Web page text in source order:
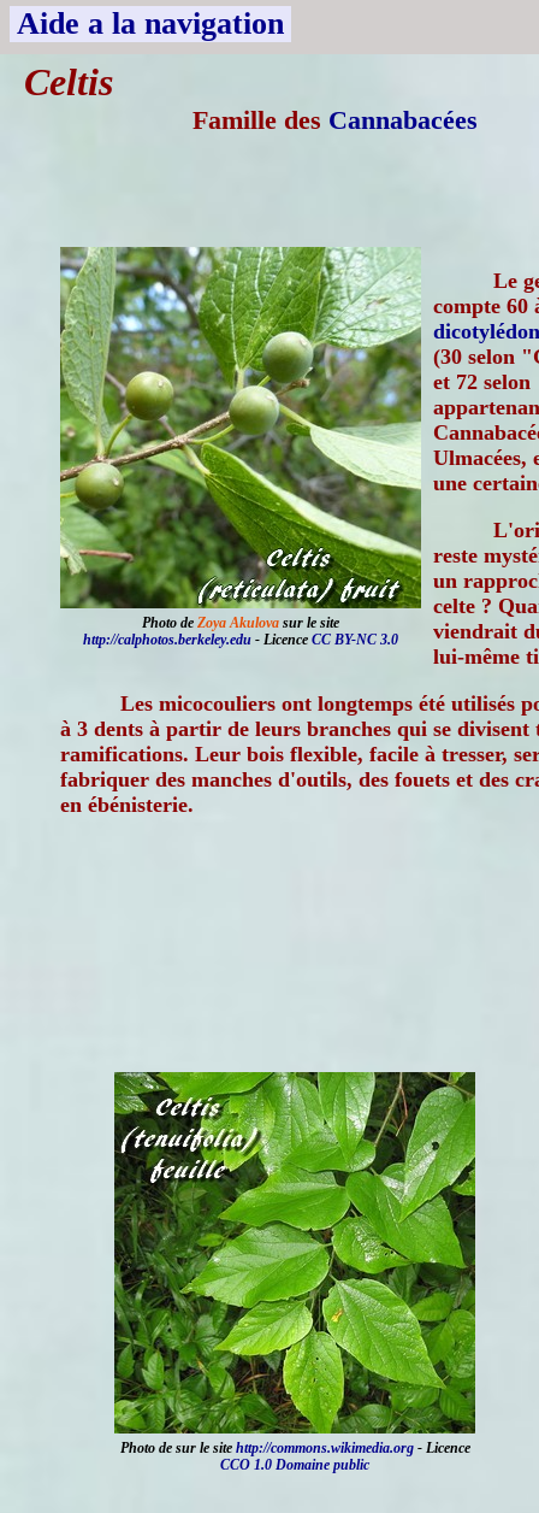
Aide a la navigation
Celtis
Famille des Cannabacées
Photo de Zoya Akulova sur le site
http://calphotos.berkeley.edu - Licence CC BY-NC 3.0
Le
compte 60
(30 selon
et 72
Ulmacées,
une
reste
un
celte ?
viendrait
lui-même
Les micocouliers ont longtemps été utilisés
à 3 dents à partir de leurs branches qui se divisent
ramifications. Leur bois flexible, facile à tresser,
fabriquer des manches d'outils, des fouets et des
en ébénisterie.
Photo de sur le site http://commons.wikimedia.org- Licence
CCO 1.0 Domaine public